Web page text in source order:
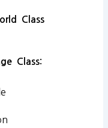
Class
Class: